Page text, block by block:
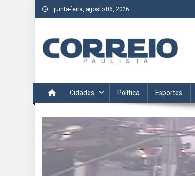
Skip
to
quinta-feira, agosto 06, 2026
Acompanhe as últimas notícias da região no
Cidades Política Esportes